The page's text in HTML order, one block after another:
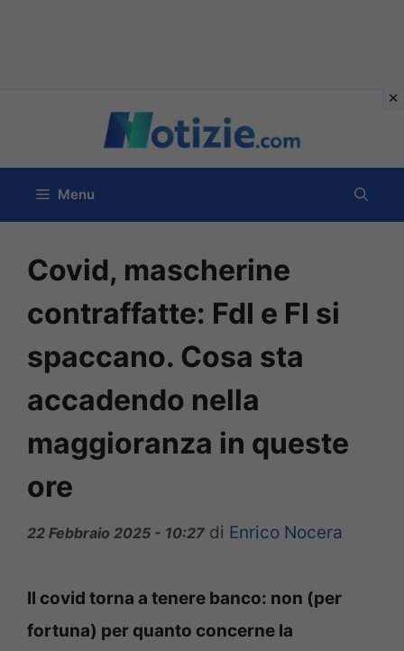
contenuto
Menu
Covid, mascherine
contraffatte: FdI e FI si
spaccano. Cosa sta
accadendo nella
maggioranza in queste
ore
22 Febbraio 2025 - 10:27 di Enrico Nocera
Il covid torna a tenere banco: non (per
fortuna) per quanto concerne la